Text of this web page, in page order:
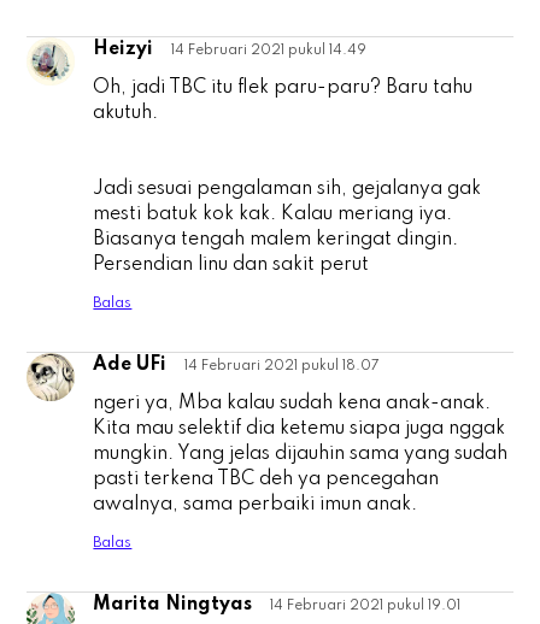
H Heizyi 14 Februari 2021 pukul 14.49
Oh, jadi TBC itu flek paru-paru? Baru tahu
akutuh.
Jadi sesuai pengalaman sih, gejalanya gak
mesti batuk kok kak. Kalau meriang iya.
Biasanya tengah malem keringat dingin.
Persendian linu dan sakit perut
Balas
A Ade UFi 14 Februari 2021 pukul 18.07
ngeri ya, Mba kalau sudah kena anak-anak.
Kita mau selektif dia ketemu siapa juga nggak
mungkin. Yang jelas dijauhin sama yang sudah
pasti terkena TBC deh ya pencegahan
awalnya, sama perbaiki imun anak.
Balas
M Marita Ningtyas 14 Februari 2021 pukul 19.01